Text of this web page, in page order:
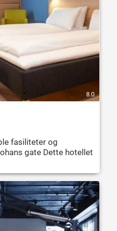
8.0
fasiliteter og
gate Dette hotellet